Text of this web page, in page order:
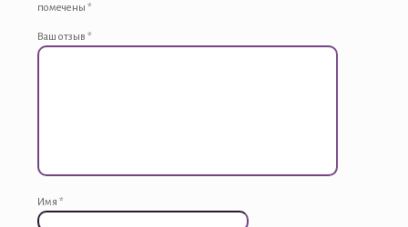
помечены *
Ваш отзыв *
Имя *